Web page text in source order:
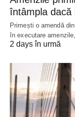
întâmpla dacă
Primești o amendă
în executare
2 days în urmă